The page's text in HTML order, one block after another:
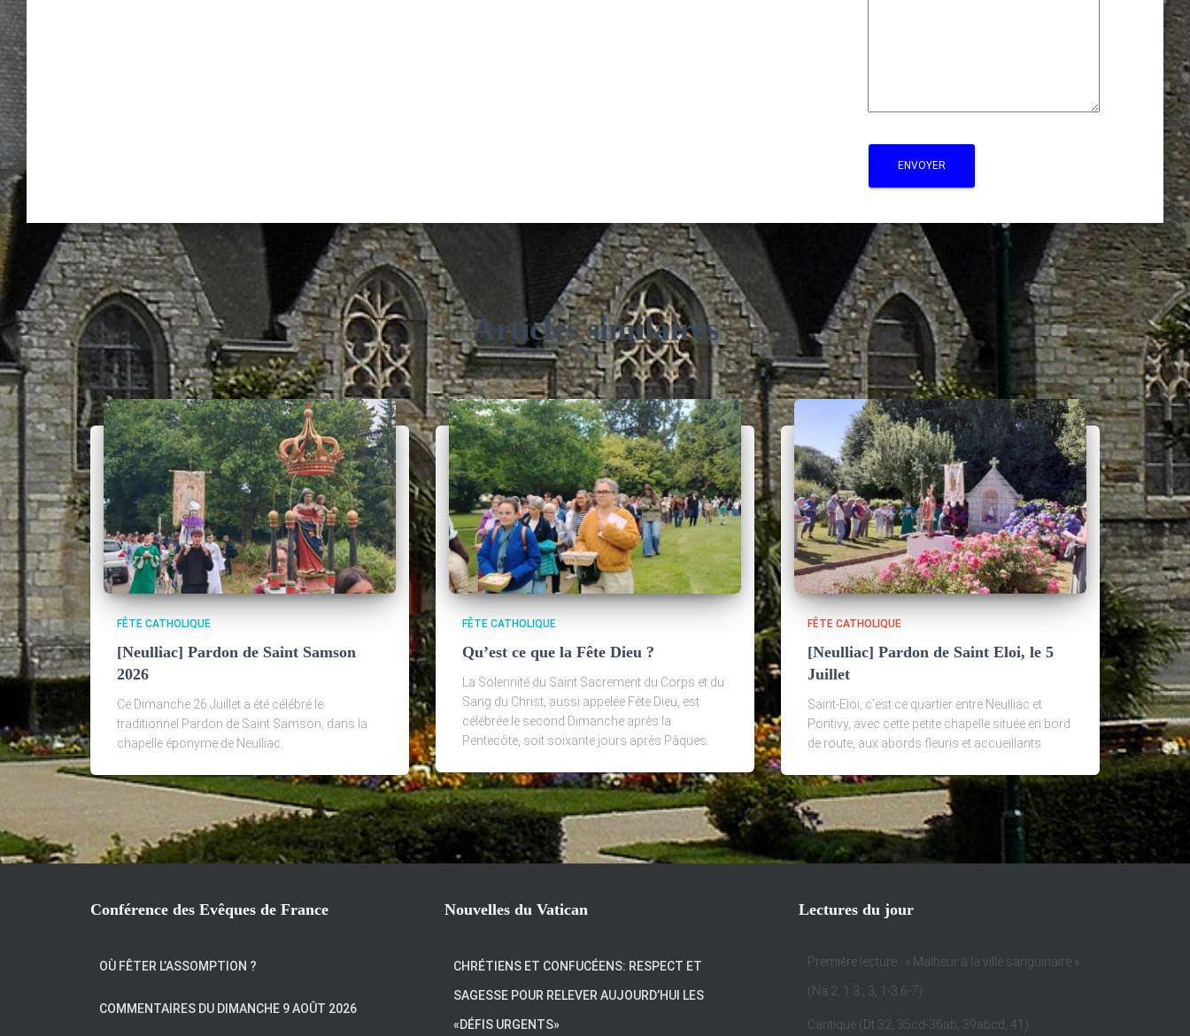
Articles similaires
FÊTE CATHOLIQUE
[Neulliac] Pardon de Saint Samson
2026
Ce Dimanche 26 Juillet a été célébré le
traditionnel Pardon de Saint Samson, dans la
chapelle éponyme de Neulliac.
FÊTE CATHOLIQUE
Qu’est ce que la Fête Dieu ?
La Solennité du Saint Sacrement du Corps et du
Sang du Christ, aussi appelée Fête Dieu, est
célébrée le second Dimanche après la
Pentecôte, soit soixante jours après Pâques.
FÊTE CATHOLIQUE
[Neulliac] Pardon de Saint Eloi, le 5
Juillet
Saint-Eloi, c’est ce quartier entre Neulliac et
Pontivy, avec cette petite chapelle située en bord
de route, aux abords fleuris et accueillants.
Conférence des Evêques de France
OÙ FÊTER L’ASSOMPTION ?
COMMENTAIRES DU DIMANCHE 9 AOÛT 2026
Nouvelles du Vatican
CHRÉTIENS ET CONFUCÉENS: RESPECT ET
SAGESSE POUR RELEVER AUJOURD’HUI LES
«DÉFIS URGENTS»
Lectures du jour
Première lecture : « Malheur à la ville sanguinaire »
(Na 2, 1.3 ; 3, 1-3.6-7)
Cantique (Dt 32, 35cd-36ab, 39abcd, 41)